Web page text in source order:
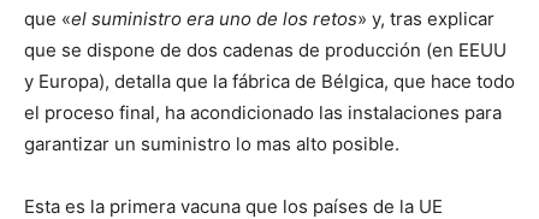
que «el suministro era uno de los retos» y, tras explicar
que se dispone de dos cadenas de producción (en EEUU
y Europa), detalla que la fábrica de Bélgica, que hace todo
el proceso final, ha acondicionado las instalaciones para
garantizar un suministro lo mas alto posible.
Esta es la primera vacuna que los países de la UE